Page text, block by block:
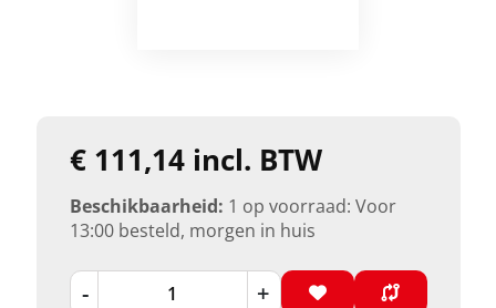
€ 111,14 incl. BTW
Beschikbaarheid: 1 op voorraad: Voor
13:00 besteld, morgen in huis
- +